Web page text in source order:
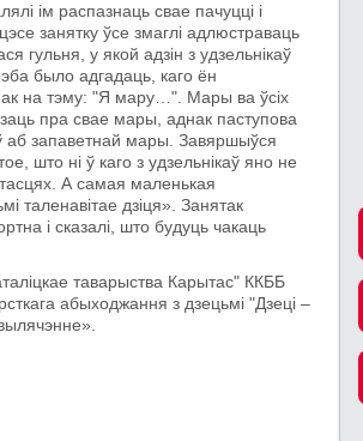
ім распазнаць свае пачуцці і
занятку ўсе змаглі адлюстраваць
гульня, у якой адзін з удзельнікаў
было адгадаць, каго ён
на тэму: "Я мару…". Мары ва ўсіх
пра свае мары, аднак паступова
аб запаветнай мары. Завяршыўся
што ні ў каго з удзельнікаў яно не
А самая маленькая
таленавітае дзіця». Занятак
і сказалі, што будуць чакаць
таварыства Карытас" ККББ
абыходжання з дзецьмі "Дзеці –